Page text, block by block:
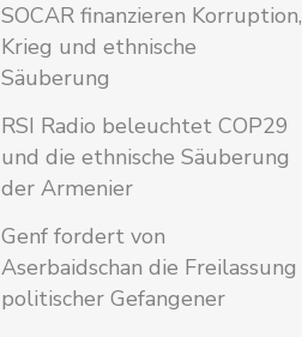
SOCAR finanzieren Korruption,
Krieg und ethnische
Säuberung
RSI Radio beleuchtet COP29
und die ethnische Säuberung
der Armenier
Genf fordert von
Aserbaidschan die Freilassung
politischer Gefangener